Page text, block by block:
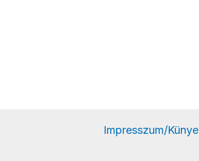
Impresszum/Künye